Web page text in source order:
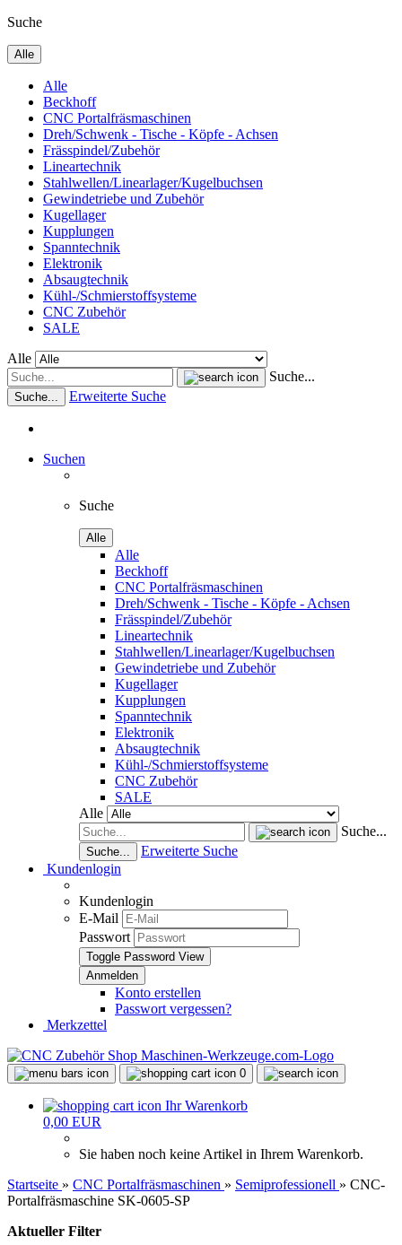
Suche
Alle
Alle
Beckhoff
CNC Portalfräsmaschinen
Dreh/Schwenk - Tische - Köpfe - Achsen
Frässpindel/Zubehör
Lineartechnik
Stahlwellen/Linearlager/Kugelbuchsen
Gewindetriebe und Zubehör
Kugellager
Kupplungen
Spanntechnik
Elektronik
Absaugtechnik
Kühl-/Schmierstoffsysteme
CNC Zubehör
SALE
Alle
Suche...
Suche... Erweiterte Suche
Suchen
Suche
Alle
Alle
Beckhoff
CNC Portalfräsmaschinen
Dreh/Schwenk - Tische - Köpfe - Achsen
Frässpindel/Zubehör
Lineartechnik
Stahlwellen/Linearlager/Kugelbuchsen
Gewindetriebe und Zubehör
Kugellager
Kupplungen
Spanntechnik
Elektronik
Absaugtechnik
Kühl-/Schmierstoffsysteme
CNC Zubehör
SALE
Alle
Suche...
Suche...
Erweiterte Suche
Kundenlogin
Kundenlogin
E-Mail
Passwort
Toggle Password View
Konto erstellen
Passwort vergessen?
Merkzettel
0
Ihr Warenkorb
0,00 EUR
Sie haben noch keine Artikel in Ihrem Warenkorb.
Startseite » CNC Portalfräsmaschinen » Semiprofessionell » CNC-
Portalfräsmaschine SK-0605-SP
Aktueller Filter